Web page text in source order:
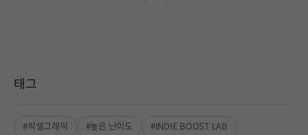
태그
#픽셀그래픽 #높은 난이도 #INDIE BOOST LAB